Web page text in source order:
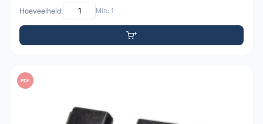
Hoeveelheid: Min: 1
PDF